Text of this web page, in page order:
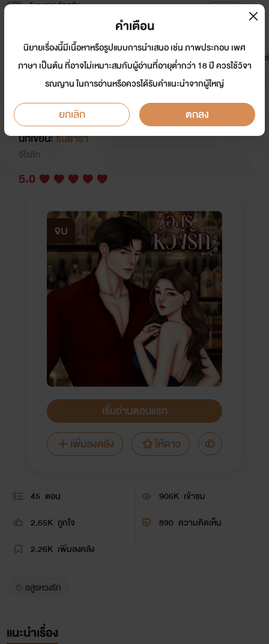
Tunwalai ธัญวลัย
หน้าแรก นิยาย อีบุ๊ก การ์ตูน
มาใหม่
ดรีมแชท ธัญลิสต์
อสูรหวงรัก ภาคต่อ ทาสสวาทอสูร
นักเขียน:รินธารา
อีโรติก
5.0
จบ
เริ่มอ่านตอนแรก
เพิ่มลงคลัง
ให้ดาว
45 ตอน 906K เข้าชม
2.65K ถูกใจ 890 ความคิดเห็น
2.26K เพิ่มลงคลัง
อสูรหวงรัก
แนะนำเรื่อง
คำเตือน
นิยายเรื่องนี้มีเนื้อหาหรือรูปแบบการนำเสนอ เช่น ภาพประกอบ เพศ
ภาษา เป็นต้น ที่อาจไม่เหมาะสมกับผู้อ่านที่อายุต่ำกว่า 18 ปี ควรใช้วิจา
รณญาน ในการอ่านหรือควรได้รับคำแนะนำจากผู้ใหญ่
ยกเลิก ตกลง